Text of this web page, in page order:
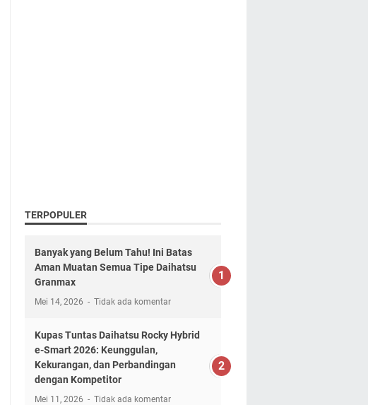
TERPOPULER
Banyak yang Belum Tahu! Ini Batas
Aman Muatan Semua Tipe Daihatsu
Granmax
Mei 14, 2026 Tidak ada komentar
Kupas Tuntas Daihatsu Rocky Hybrid
e-Smart 2026: Keunggulan,
Kekurangan, dan Perbandingan
dengan Kompetitor
Mei 11, 2026 Tidak ada komentar